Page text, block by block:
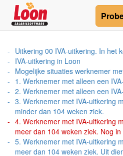
Uitkering 00 IVA-uitkering. In het
IVA-uitkering in Loon
Mogelijke situaties werknemer
1. Werknemer met alleen een
2. Werknemer met alleen een
3. Werknemer met IVA-uitkering
minder dan 104 weken ziek.
4. Werknemer met IVA-uitkering
meer dan 104 weken ziek. Nog in
5. Werknemer met IVA-uitkering
meer dan 104 weken ziek. Uit